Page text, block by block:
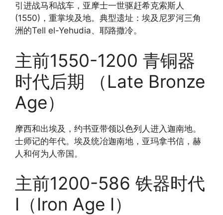
引进战马和战车，亚摩士一世驱赶希克索斯人
(1550)，重掌埃及地。典型遗址：埃及尼罗河三角
洲的Tell el-Yehudia、耶路撒冷。
主前1550-1200 青铜器
时代后期 （Late Bronze
Age）
摩西和出埃及，约书亚带领以色列人进入迦南地。
士师记的年代。埃及统冶迦南地，亚玛拿书信，赫
人和何为人帝国。
主前1200-586 铁器时代
I（Iron Age I）